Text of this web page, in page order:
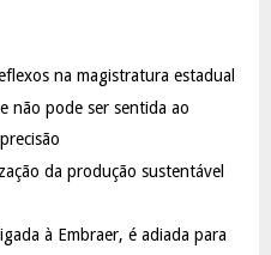
A
C
na magistratura estadual
não pode ser sentida ao
da produção sustentável
à Embraer, é adiada para